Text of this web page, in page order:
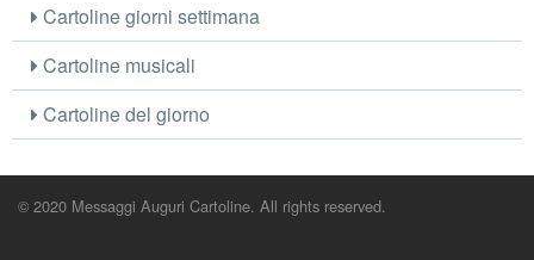
Cartoline giorni settimana
Cartoline musicali
Cartoline del giorno
© 2020 Messaggi Auguri Cartoline. All rights reserved.